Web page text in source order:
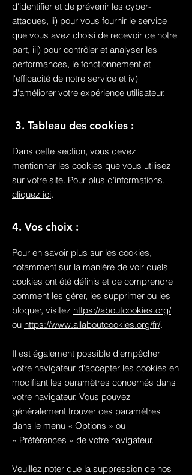
d'identifier et de prévenir les cyber-
attaques, ii) pour vous fournir le service
que vous avez choisi de recevoir de notre
part, iii) pour contrôler et analyser les
performances, le fonctionnement et
l'efficacité de notre service et iv)
d'améliorer votre expérience utilisateur.
3. Tableau des cookies :
Dans cette section, vous devez
mentionner les cookies que vous utilisez
sur votre site. Pour plus d'informations,
cliquez ici.
4. Vos choix :
Pour en savoir plus sur les cookies,
notamment sur la manière de voir quels
cookies ont été définis et de comprendre
comment les gérer, les supprimer ou les
bloquer, visitez https://aboutcookies.org/
ou https://www.allaboutcookies.org/fr/.
Il est également possible d'empêcher
votre navigateur d'accepter les cookies en
modifiant les paramètres concernés dans
votre navigateur. Vous pouvez
généralement trouver ces paramètres
dans le menu « Options » ou
« Préférences » de votre navigateur.
Veuillez noter que la suppression de nos